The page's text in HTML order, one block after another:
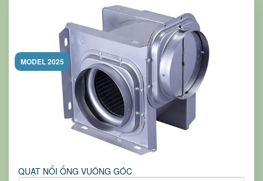
MODEL 2025
QUẠT NỐI ỐNG VUÔNG GÓC